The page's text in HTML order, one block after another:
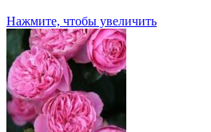
Нажмите, чтобы увеличить